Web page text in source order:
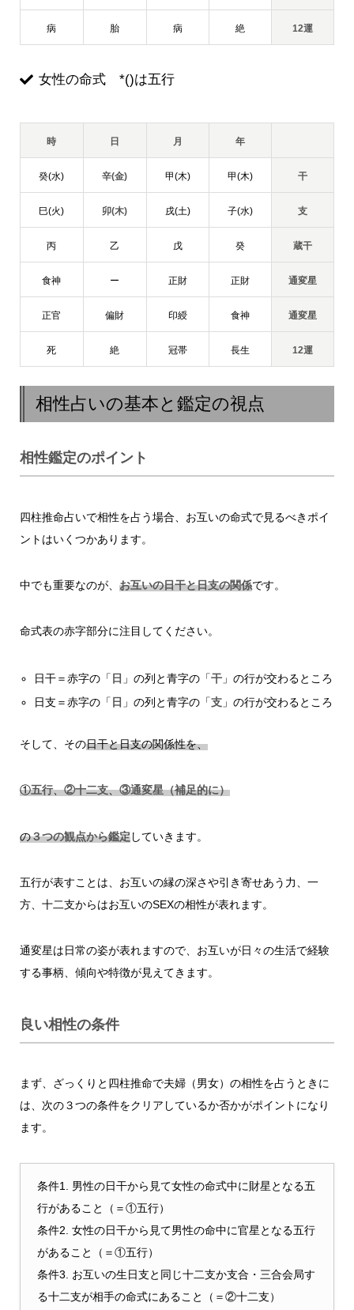
病 胎 病 絶 12運
女性の命式 *()は五行
時 日 月 年
癸(水) 辛(金) 甲(木) 甲(木) 干
巳(火) 卯(木) 戌(土) 子(水) 支
丙 乙 戊 癸 蔵干
食神 ー 正財 正財 通変星
正官 偏財 印綬 食神 通変星
死 絶 冠帯 長生 12運
相性占いの基本と鑑定の視点
相性鑑定のポイント
四柱推命占いで相性を占う場合、お互いの命式で見るべきポイ
ントはいくつかあります。
中でも重要なのが、 お互いの日干と日支の関係です。
命式表の赤字部分に注目してください。
日干＝赤字の「 日 」の列と青字の「干 」の行が交わるところ
日支＝赤字の「 日 」の列と青字の「支 」の行が交わるところ
そして、その日干と日支の関係性を、
①五行、②十二支、③通変星（補足的に）
の３つの観点から鑑定していきます。
五行が表すことは、お互いの縁の深さや引き寄せあう力、一
方、十二支からはお互いのSEXの相性が表れます。
通変星は日常の姿が表れますので、お互いが日々の生活で経験
する事柄、傾向や特徴が見えてきます。
良い相性の条件
まず、ざっくりと四柱推命で夫婦（男女）の相性を占うときに
は、次の３つの条件をクリアしているか否かがポイントになり
ます。
条件1. 男性の日干から見て女性の命式中に財星となる五
行があること（＝①五行）
条件2. 女性の日干から見て男性の命中に官星となる五行
があること（＝①五行）
条件3. お互いの生日支と同じ十二支か支合・三合会局す
る十二支が相手の命式にあること（＝②十二支）